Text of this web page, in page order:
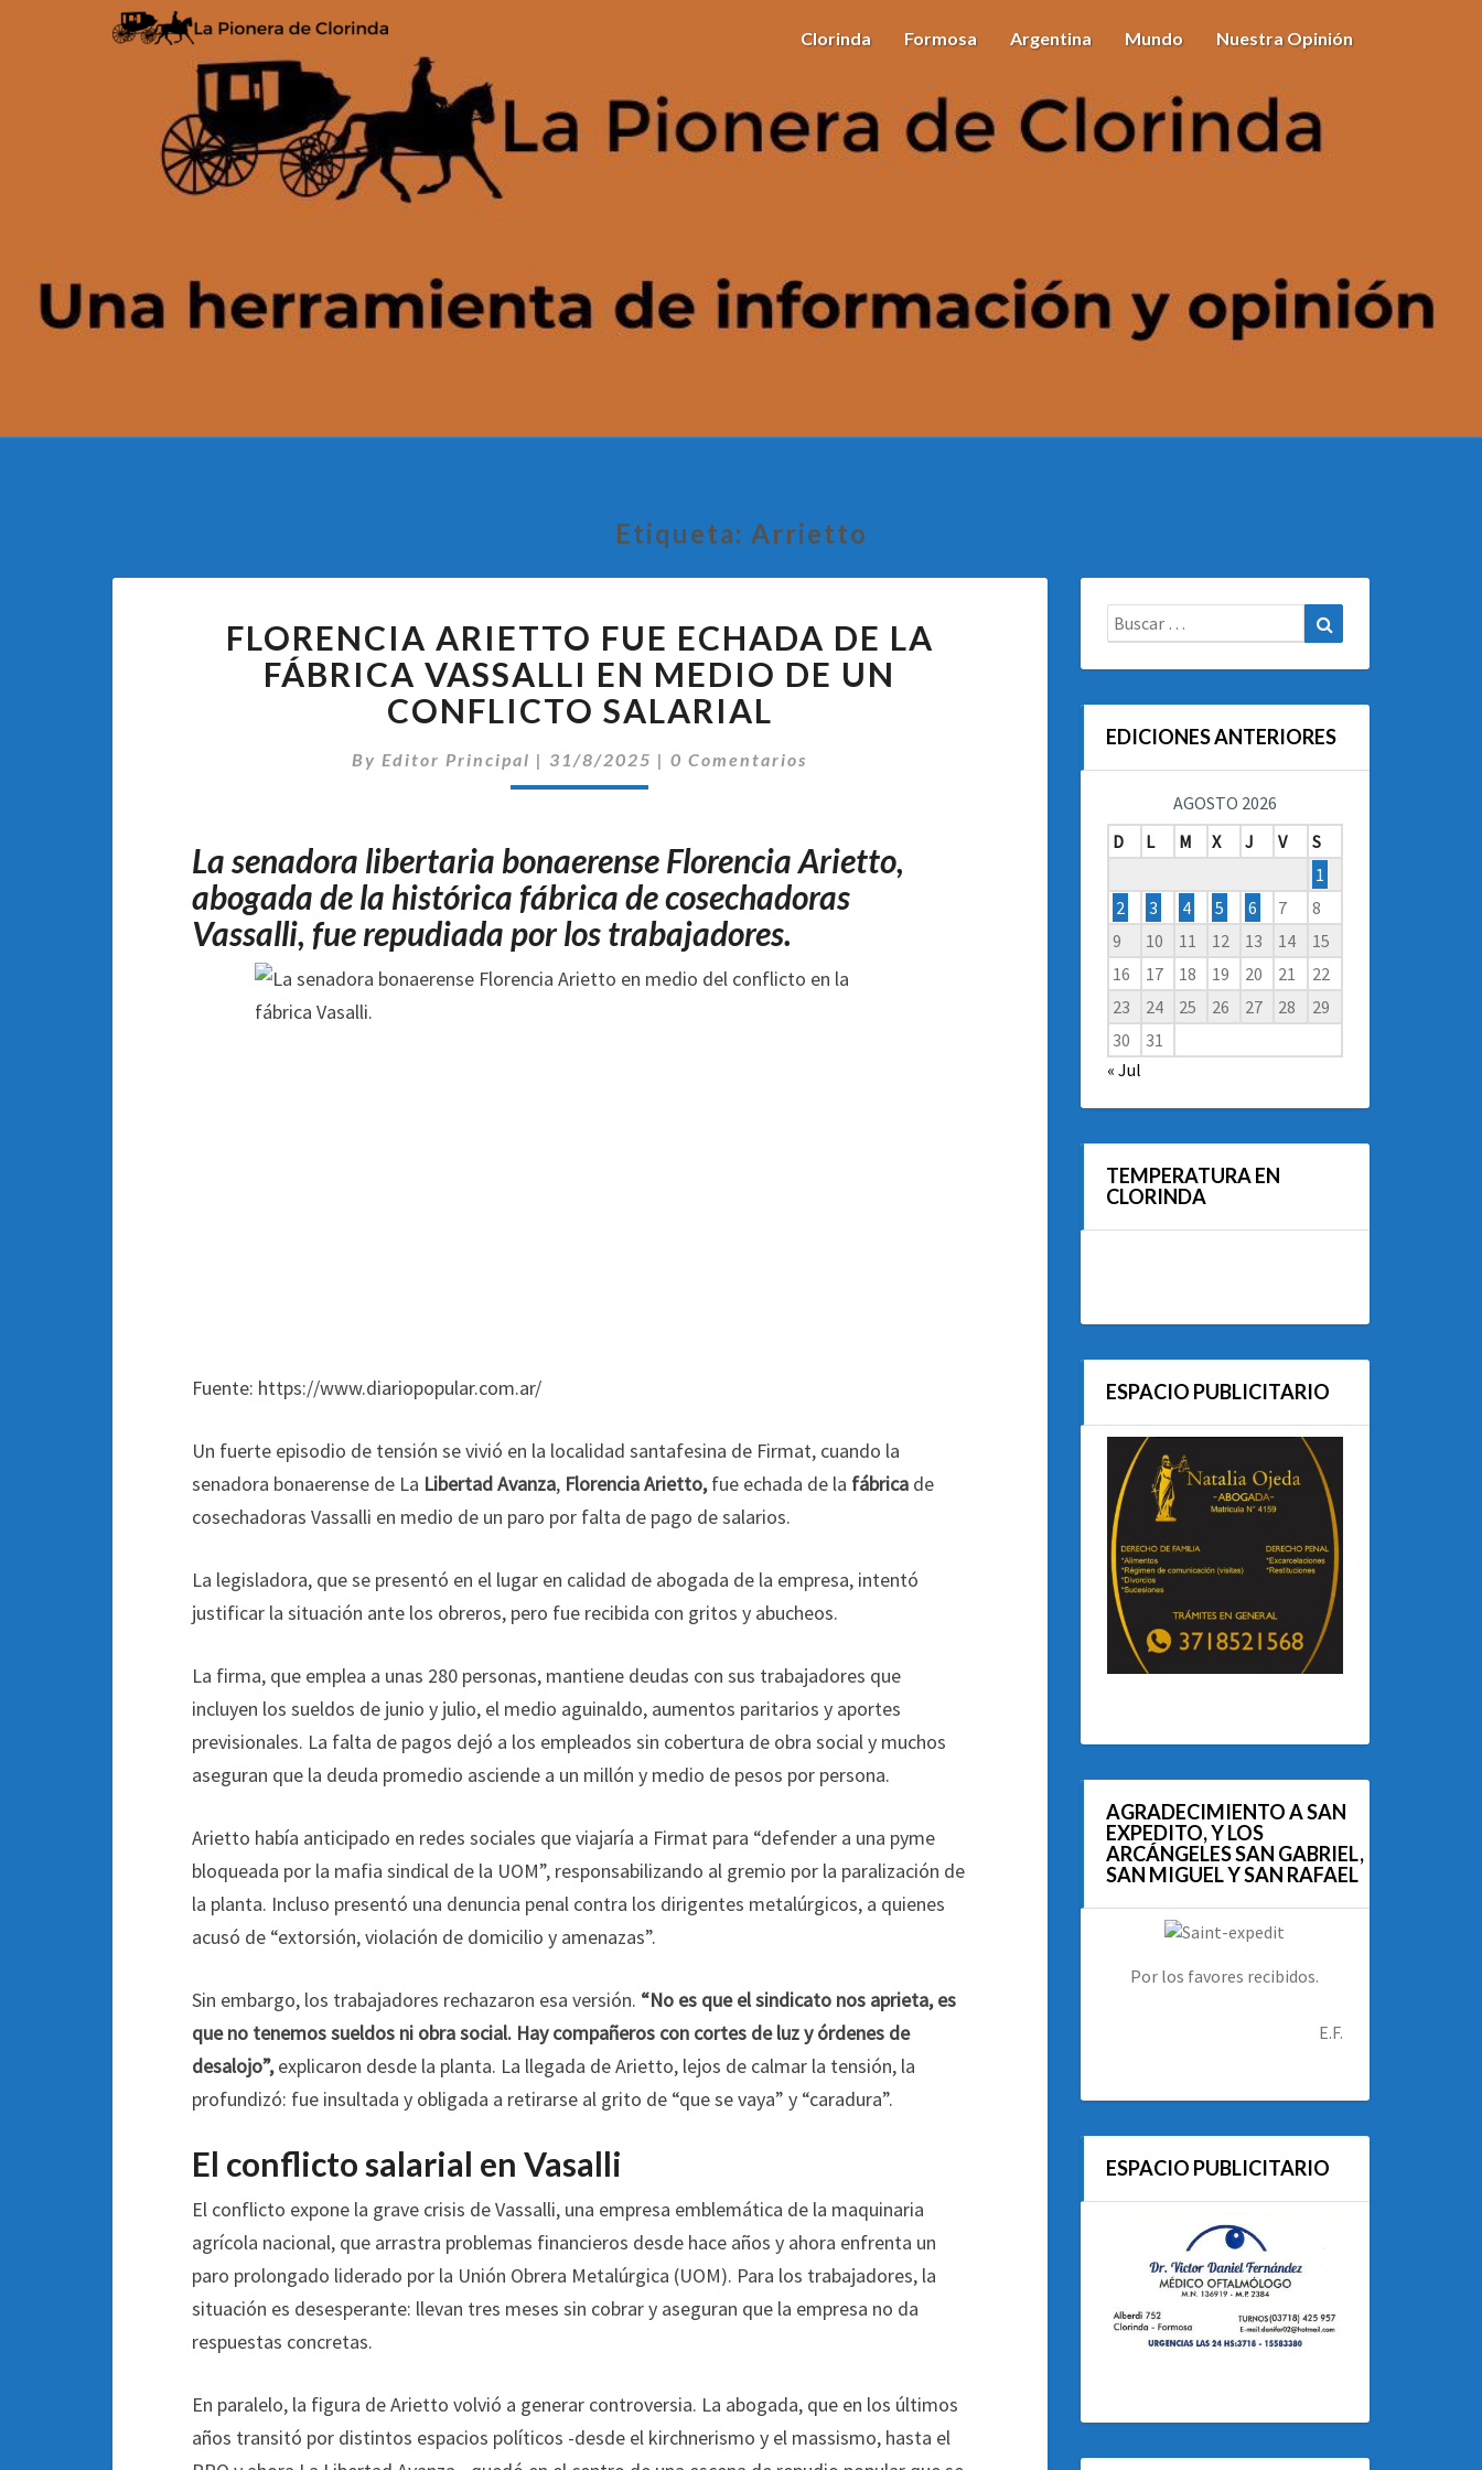
Clorinda Formosa Argentina Mundo Nuestra Opinión
Etiqueta: Arrietto
ARIETTO
FUE
ECHADA
DE
LA
FÁBRICA
MEDIO
DE
UN
CONFLICTO
SALARIAL
FLORENCIA ARIETTO FUE ECHADA DE LA
FÁBRICA VASSALLI EN MEDIO DE UN
CONFLICTO SALARIAL
ByEditor Principal | 31/8/2025 |Comentarios
0 Comentarios
La senadora libertaria bonaerense Florencia Arietto,
abogada de la histórica fábrica de cosechadoras
Vassalli, fue repudiada por los trabajadores.
Fuente: https://www.diariopopular.com.ar/
Un fuerte episodio de tensión se vivió en la localidad santafesina de Firmat, cuando la
senadora bonaerense de La Libertad Avanza, Florencia Arietto,fue echada de la fábrica de
cosechadoras Vassalli en medio de un paro por falta de pago de salarios.
La legisladora, que se presentó en el lugar en calidad de abogada de la empresa, intentó
justificar la situación ante los obreros, pero fue recibida con gritos y abucheos.
La firma, que emplea a unas 280 personas, mantiene deudas con sus trabajadores que
incluyen los sueldos de junio y julio, el medio aguinaldo, aumentos paritarios y aportes
previsionales. La falta de pagos dejó a los empleados sin cobertura de obra social y muchos
aseguran que la deuda promedio asciende a un millón y medio de pesos por persona.
Arietto había anticipado en redes sociales que viajaría a Firmat para “defender a una pyme
bloqueada por la mafia sindical de la UOM”, responsabilizando al gremio por la paralización de
la planta. Incluso presentó una denuncia penal contra los dirigentes metalúrgicos, a quienes
acusó de “extorsión, violación de domicilio y amenazas”.
Sin embargo, los trabajadores rechazaron esa versión. “No es que el sindicato nos aprieta, es
que no tenemos sueldos ni obra social. Hay compañeros con cortes de luz y órdenes de
desalojo”,explicaron desde la planta. La llegada de Arietto, lejos de calmar la tensión, la
profundizó: fue insultada y obligada a retirarse al grito de “que se vaya” y “caradura”.
El conflicto salarial en Vasalli
El conflicto expone la grave crisis de Vassalli, una empresa emblemática de la maquinaria
agrícola nacional, que arrastra problemas financieros desde hace años y ahora enfrenta un
paro prolongado liderado por la Unión Obrera Metalúrgica (UOM). Para los trabajadores, la
situación es desesperante: llevan tres meses sin cobrar y aseguran que la empresa no da
respuestas concretas.
En paralelo, la figura de Arietto volvió a generar controversia. La abogada, que en los últimos
años transitó por distintos espacios políticos -desde el kirchnerismo y el massismo, hasta el
Buscar:
EDICIONES ANTERIORES
AGOSTO 2026
D
L M X J V
S
1
2
3 4 5 6 7
8
9
10 11 12 13 14
15
16
17 18 19 20 21
22
23
24 25 26 27 28
29
30
31
« Jul
TEMPERATURA EN
CLORINDA
ESPACIO PUBLICITARIO
AGRADECIMIENTO A SAN
EXPEDITO, Y LOS
ARCÁNGELES SAN GABRIEL,
SAN MIGUEL Y SAN RAFAEL
Por los favores recibidos.
E.F.
ESPACIO PUBLICITARIO